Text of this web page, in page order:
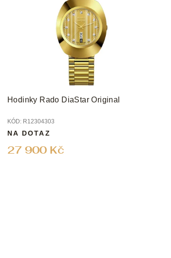
t
Hodinky Rado DiaStar Original
KÓD: R12304303
27 900 Kč
NA DOTAZ